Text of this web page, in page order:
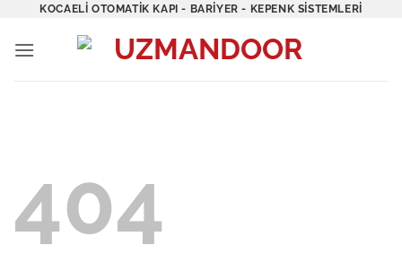
İçeriğeKOCAELI OTOMATIK KAPI - BARIYER - KEPENK SISTEMLERI
404